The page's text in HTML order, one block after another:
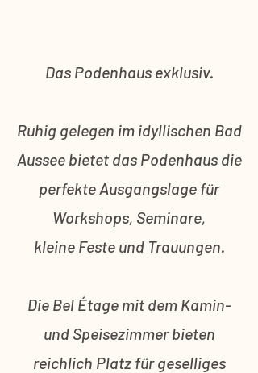
Das Podenhaus exklusiv.
Ruhig gelegen im idyllischen Bad
Aussee bietet das Podenhaus die
perfekte Ausgangslage für
Workshops, Seminare,
kleine Feste und Trauungen.
Die Bel Étage mit dem Kamin-
und Speisezimmer bieten
reichlich Platz für geselliges